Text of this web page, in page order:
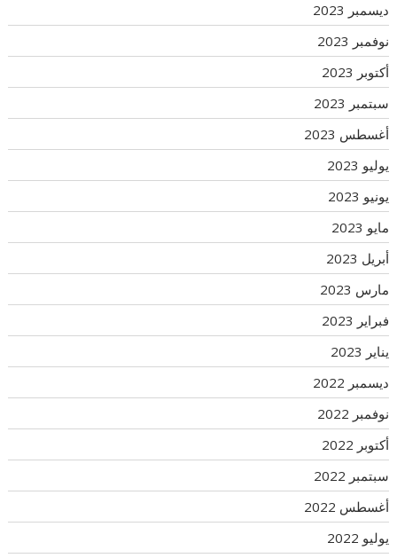
ديسمبر 2023
نوفمبر 2023
أكتوبر 2023
سبتمبر 2023
أغسطس 2023
يوليو 2023
يونيو 2023
مايو 2023
أبريل 2023
مارس 2023
فبراير 2023
يناير 2023
ديسمبر 2022
نوفمبر 2022
أكتوبر 2022
سبتمبر 2022
أغسطس 2022
يوليو 2022